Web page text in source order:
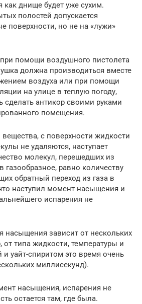
как днище будет уже сухим.
полостей допускается
поверхности, но не на «лужи»
помощи воздушного пистолета
должна производиться вместе
воздуха или при помощи
на улице в теплую погоду,
сделать антикор своими руками
помещения.
с поверхности жидкости
не удаляются, наступает
молекул, перешедших из
газообразное, равно количеству
обратный переход из газа в
наступил момент насыщения и
испарения не
насыщения зависит от нескольких
типа жидкости, температуры и
и уайт-спиритом это время очень
миллисекунд).
насыщения, испарения не
остается там, где была.